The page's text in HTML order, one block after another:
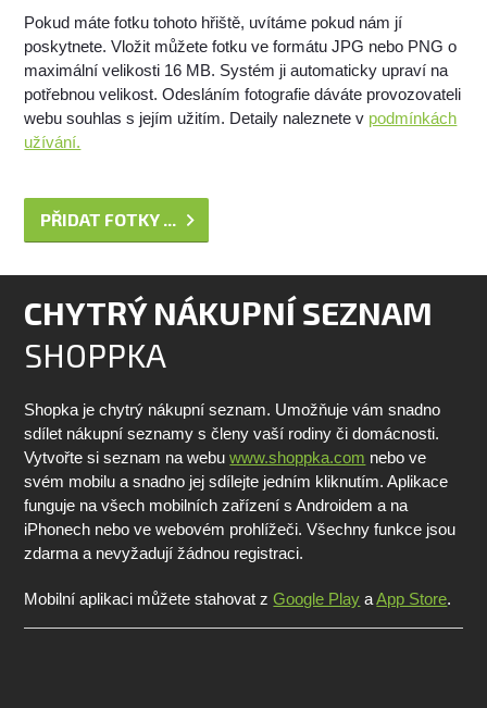
Pokud máte fotku tohoto hřiště, uvítáme pokud nám jí
poskytnete. Vložit můžete fotku ve formátu JPG nebo PNG o
maximální velikosti 16 MB. Systém ji automaticky upraví na
potřebnou velikost. Odesláním fotografie dáváte provozovateli
webu souhlas s jejím užitím. Detaily naleznete v podmínkách
užívání.
PŘIDAT FOTKY ...
CHYTRÝ NÁKUPNÍ SEZNAM
SHOPPKA
Shopka je chytrý nákupní seznam. Umožňuje vám snadno
sdílet nákupní seznamy s členy vaší rodiny či domácnosti.
Vytvořte si seznam na webuwww.shoppka.com nebo ve
svém mobilu a snadno jej sdílejte jedním kliknutím. Aplikace
funguje na všech mobilních zařízení s Androidem a na
iPhonech nebo ve webovém prohlížeči. Všechny funkce jsou
zdarma a nevyžadují žádnou registraci.
Mobilní aplikaci můžete stahovat zGoogle Play aApp Store.